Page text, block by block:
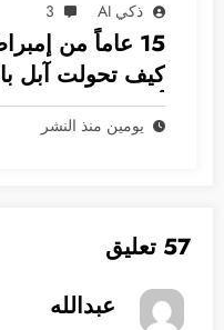
ذكي AI 3
15 عاماً من
كيف تحولت آبل
أجهزة إلى غول بـ 5 ترليونات دولار؟
يومين منذ النشر
57 تعليق
عبدالله